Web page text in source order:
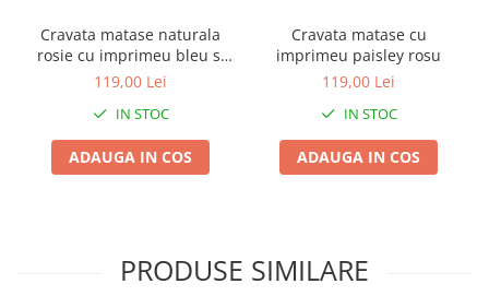
Cravata matase naturala
rosie cu imprimeu bleu si
bej
119,00 Lei
IN STOC
ADAUGA IN COS
Cravata matase cu
imprimeu paisley rosu
119,00 Lei
IN STOC
ADAUGA IN COS
PRODUSE SIMILARE